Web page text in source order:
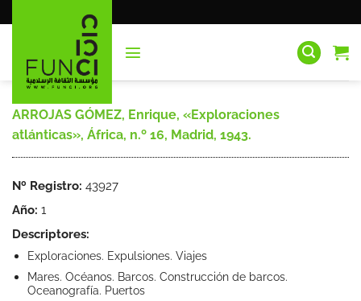
al
ARROJAS GÓMEZ, Enrique, «Exploraciones
atlánticas», África, n.º 16, Madrid, 1943.
Nº Registro: 43927
Año: 1
Descriptores:
Exploraciones. Expulsiones. Viajes
Mares. Océanos. Barcos. Construcción de barcos.
Oceanografía. Puertos